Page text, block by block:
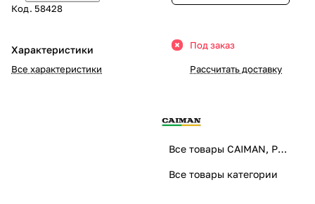
Код. 58428
Характеристики
Все характеристики
Под заказ
Рассчитать доставку
Все товары CAIMAN, PUBERT
Все товары категории
в корзину
% картой любого банка